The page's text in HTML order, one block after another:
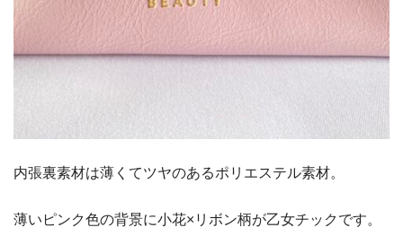
内張裏素材は薄くてツヤのあるポリエステル素材。
薄いピンク色の背景に小花×リボン柄が乙女チックです。